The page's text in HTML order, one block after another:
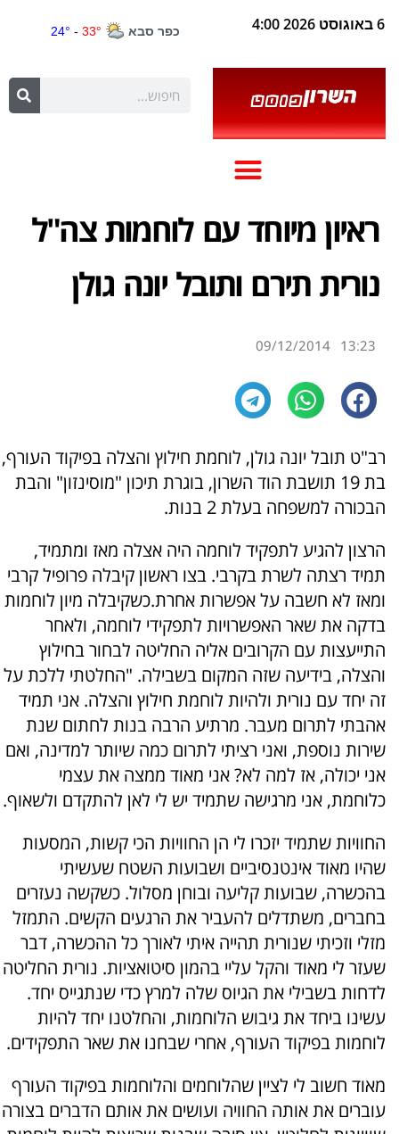
6 באוגוסט 2026 4:00
ראיון מיוחד עם לוחמות צה"ל
נורית תירם ותובל יונה גולן
13:23
09/12/2014
רב"ט תובל יונה גולן, לוחמת חילוץ והצלה בפיקוד העורף,
בת 19 תושבת הוד השרון, בוגרת תיכון "מוסינזון" והבת
הבכורה למשפחה בעלת 2 בנות.
הרצון להגיע לתפקיד לוחמה היה אצלה מאז ומתמיד,
תמיד רצתה לשרת בקרבי. בצו ראשון קיבלה פרופיל קרבי
ומאז לא חשבה על אפשרות אחרת.כשקיבלה מיון לוחמות
בדקה את שאר האפשרויות לתפקידי לוחמה, ולאחר
התייעצות עם הקרובים אליה החליטה לבחור בחילוץ
והצלה, בידיעה שזה המקום בשבילה. "החלטתי ללכת על
זה יחד עם נורית ולהיות לוחמת חילוץ והצלה. אני תמיד
אהבתי לתרום מעבר. מרתיע הרבה בנות לחתום שנת
שירות נוספת, ואני רציתי לתרום כמה שיותר למדינה, ואם
אני יכולה, אז למה לא? אני מאוד ממצה את עצמי
כלוחמת, אני מרגישה שתמיד יש לי לאן להתקדם ולשאוף.
החוויות שתמיד יזכרו לי הן החוויות הכי קשות, המסעות
שהיו מאוד אינטנסיביים ושבועות השטח שעשיתי
בהכשרה, שבועות קליעה ובוחן מסלול. כשקשה נעזרים
בחברים, משתדלים להעביר את הרגעים הקשים. התמזל
מזלי וזכיתי שנורית תהייה איתי לאורך כל ההכשרה, דבר
שעזר לי מאוד והקל עליי בהמון סיטואציות. נורית החליטה
לדחות בשבילי את הגיוס שלה למרץ כדי שנתגייס יחד.
עשינו ביחד את גיבוש הלוחמות, והחלטנו יחד להיות
לוחמות בפיקוד העורף, אחרי שבחנו את שאר התפקידים.
מאוד חשוב לי לציין שהלוחמים והלוחמות בפיקוד העורף
עוברים את אותה החוויה ועושים את אותם הדברים בצורה